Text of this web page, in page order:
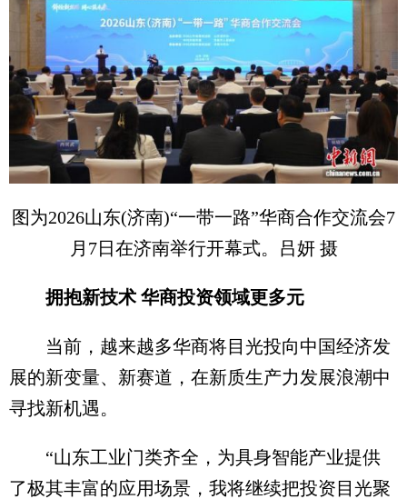
图为2026山东(济南)“一带一路”华商合作交流会7
月7日在济南举行开幕式。吕妍 摄
拥抱新技术 华商投资领域更多元
当前，越来越多华商将目光投向中国经济发
展的新变量、新赛道，在新质生产力发展浪潮中
寻找新机遇。
“山东工业门类齐全，为具身智能产业提供
了极其丰富的应用场景，我将继续把投资目光聚